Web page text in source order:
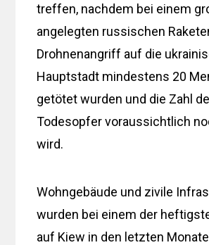
treffen, nachdem bei einem
angelegten russischen
Drohnenangriff auf die
Hauptstadt mindestens 20
getötet wurden und die Zahl
Todesopfer voraussichtlich
wird.
Wohngebäude und zivile
wurden bei einem der
auf Kiew in den letzten